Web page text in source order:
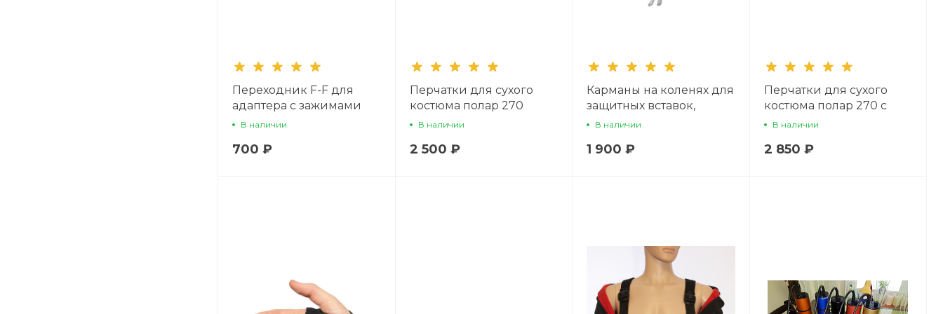
Переходник F-F для
адаптера с зажимами
В наличии
700 ₽
Перчатки для сухого
костюма полар 270
В наличии
2 500 ₽
Карманы на коленях для
защитных вставок,
включая вставки
В наличии
1 900 ₽
Перчатки для сухого
костюма полар 270 с
системой
давления
В наличии
2 850 ₽